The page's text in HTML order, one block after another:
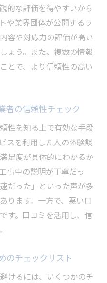
的な評価を得やすいから
や業界団体が公開するラ
容や対応力の評価が高い
ょう。また、複数の情報
とで、より信頼性の高い
者の信頼性チェック
性を知る上で有効な手段
スを利用した人の体験談
足度が具体的にわかるか
事中の説明が丁寧だっ
だった」といった声が多
ります。一方で、悪い口
す。口コミを活用し、信
のチェックリスト
けるには、いくつかのチ